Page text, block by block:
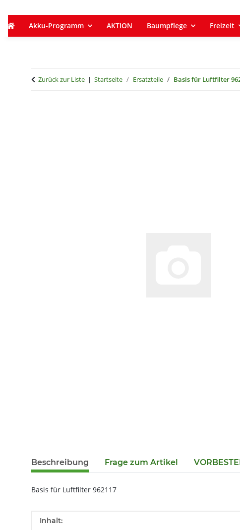
Akku-Programm AKTION Baumpflege Freizeit
Zurück zur Liste Startseite Ersatzteile Basis für Luftfilter
Beschreibung Frage zum Artikel
Basis für Luftfilter 962117
Produkteigenschaft
Wert
Inhalt: